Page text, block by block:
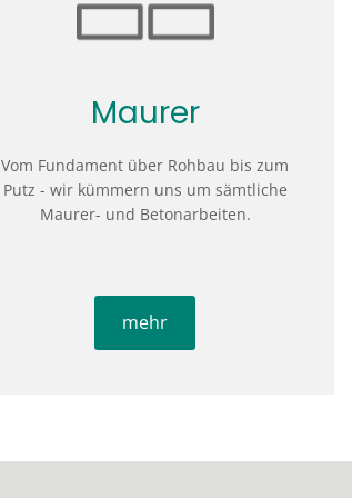
Maurer
Vom Fundament über Rohbau bis zum
Putz - wir kümmern uns um sämtliche
Maurer- und Betonarbeiten.
mehr